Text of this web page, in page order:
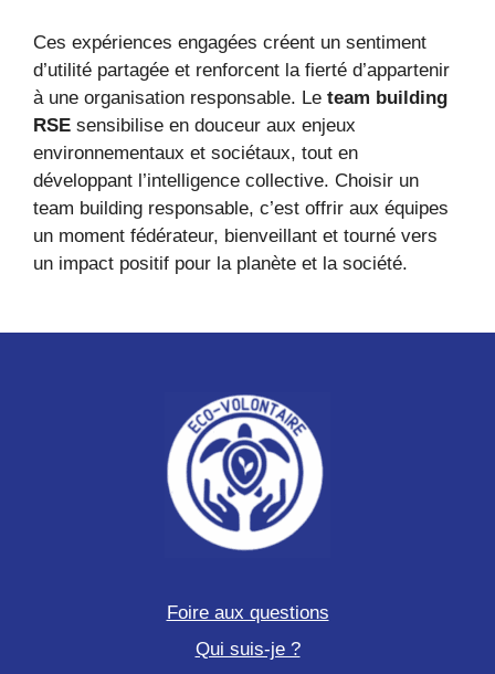
Ces expériences engagées créent un sentiment
d’utilité partagée et renforcent la fierté d’appartenir
à une organisation responsable. Le team building
RSE sensibilise en douceur aux enjeux
environnementaux et sociétaux, tout en
développant l’intelligence collective. Choisir un
team building responsable, c’est offrir aux équipes
un moment fédérateur, bienveillant et tourné vers
un impact positif pour la planète et la société.
Foire aux questions
Qui suis-je ?